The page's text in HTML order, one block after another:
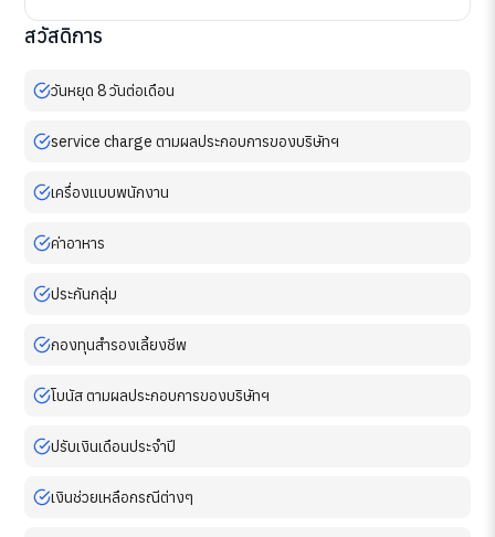
สวัสดิการ
วันหยุด 8 วันต่อเดือน
service charge ตามผลประกอบการของบริษัทฯ
เครื่องแบบพนักงาน
ค่าอาหาร
ประกันกลุ่ม
กองทุนสำรองเลี้ยงชีพ
โบนัส ตามผลประกอบการของบริษัทฯ
ปรับเงินเดือนประจำปี
เงินช่วยเหลือกรณีต่างๆ